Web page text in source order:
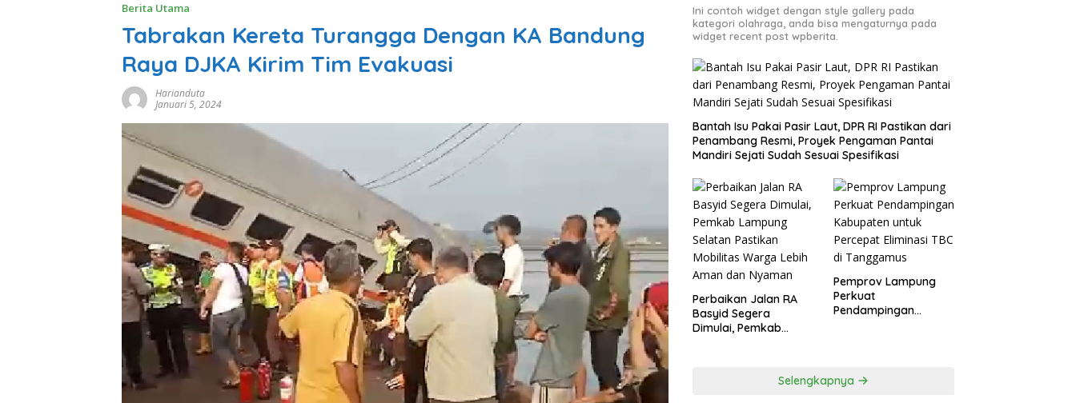
Berita Utama
Tabrakan Kereta Turangga Dengan KA Bandung
Raya DJKA Kirim Tim Evakuasi
Harianduta
Januari 5, 2024
Ini contoh widget dengan style gallery pada
kategori olahraga, anda bisa mengaturnya pada
widget recent post wpberita.
Bantah Isu Pakai Pasir Laut, DPR RI Pastikan dari
Penambang Resmi, Proyek Pengaman Pantai
Mandiri Sejati Sudah Sesuai Spesifikasi
Perbaikan Jalan RA
Basyid Segera
Dimulai, Pemkab
Pemprov Lampung
Perkuat
Pendampingan
Selengkapnya